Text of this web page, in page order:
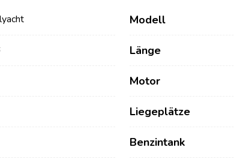
Modell
Länge
Motor
Liegeplätze
Benzintank
Dienstleistungen